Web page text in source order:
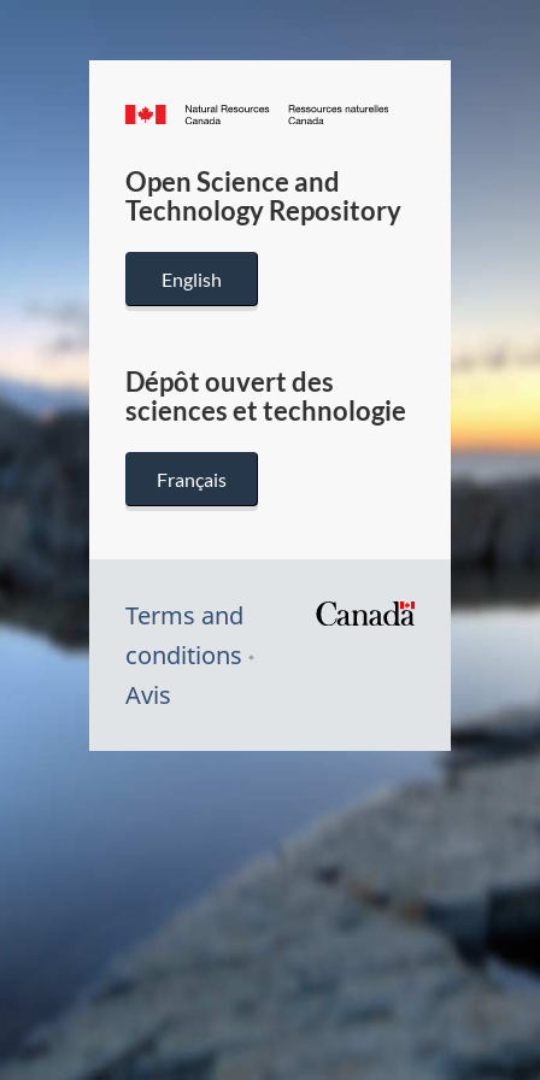
Canada.ca
/
Canada
Open Science and
Technology Repository
English
Dépôt ouvert des
sciences et technologie
Français
Terms and
conditions
Avis
du